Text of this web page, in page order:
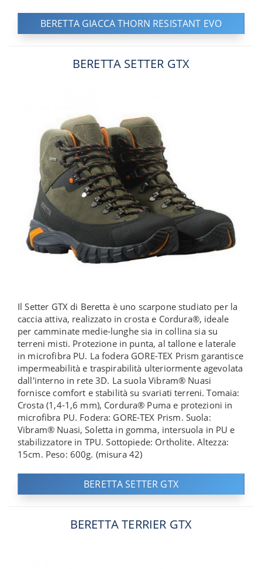
BERETTA GIACCA THORN RESISTANT EVO
BERETTA SETTER GTX
Il Setter GTX di Beretta è uno scarpone studiato per la
caccia attiva, realizzato in crosta e Cordura®, ideale
per camminate medie-lunghe sia in collina sia su
terreni misti. Protezione in punta, al tallone e laterale
in microfibra PU. La fodera GORE-TEX Prism garantisce
impermeabilità e traspirabilità ulteriormente agevolata
dall'interno in rete 3D. La suola Vibram® Nuasi
fornisce comfort e stabilità su svariati terreni. Tomaia:
Crosta (1,4-1,6 mm), Cordura® Puma e protezioni in
microfibra PU. Fodera: GORE-TEX Prism. Suola:
Vibram® Nuasi, Soletta in gomma, intersuola in PU e
stabilizzatore in TPU. Sottopiede: Ortholite. Altezza:
15cm. Peso: 600g. (misura 42)
BERETTA SETTER GTX
BERETTA TERRIER GTX